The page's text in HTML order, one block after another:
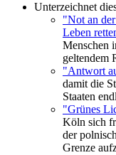
Unterzeichnet
"Not an
Leben
Menschen
geltendem
"Antwort
damit die
Staaten
"Grünes
Köln sich
der
Grenze